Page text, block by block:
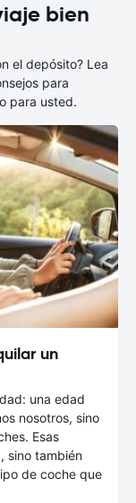
bien
el depósito? Lea
para
para usted.
un
una edad
nosotros, sino
Esas
sino también
de coche que